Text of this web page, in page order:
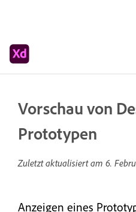
Vorschau von
Prototypen
Zuletzt aktualisiert am 6.
Anzeigen eines